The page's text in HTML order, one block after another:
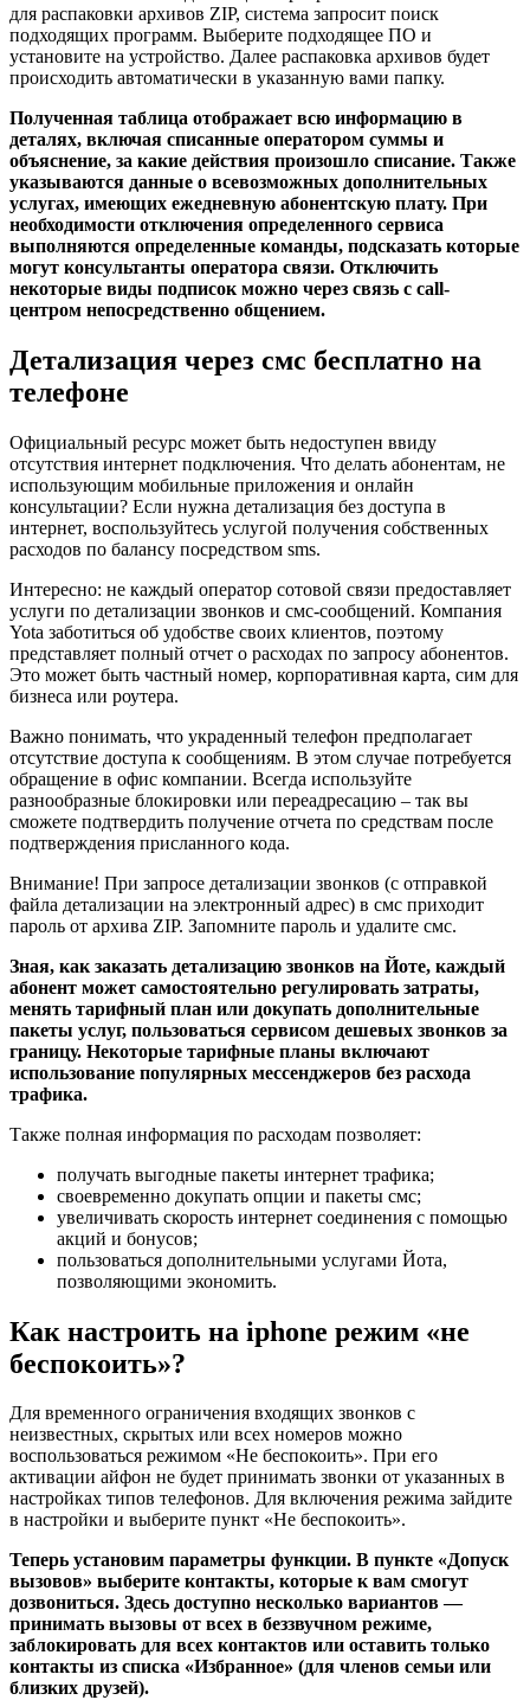
для распаковки архивов ZIP, система запросит поиск
подходящих программ. Выберите подходящее ПО и
установите на устройство. Далее распаковка архивов будет
происходить автоматически в указанную вами папку.
Полученная таблица отображает всю информацию в
деталях, включая списанные оператором суммы и
объяснение, за какие действия произошло списание. Также
указываются данные о всевозможных дополнительных
услугах, имеющих ежедневную абонентскую плату. При
необходимости отключения определенного сервиса
выполняются определенные команды, подсказать которые
могут консультанты оператора связи. Отключить
некоторые виды подписок можно через связь с call-
центром непосредственно общением.
Детализация через смс бесплатно на
телефоне
Официальный ресурс может быть недоступен ввиду
отсутствия интернет подключения. Что делать абонентам, не
использующим мобильные приложения и онлайн
консультации? Если нужна детализация без доступа в
интернет, воспользуйтесь услугой получения собственных
расходов по балансу посредством sms.
Интересно: не каждый оператор сотовой связи предоставляет
услуги по детализации звонков и смс-сообщений. Компания
Yota заботиться об удобстве своих клиентов, поэтому
представляет полный отчет о расходах по запросу абонентов.
Это может быть частный номер, корпоративная карта, сим для
бизнеса или роутера.
Важно понимать, что украденный телефон предполагает
отсутствие доступа к сообщениям. В этом случае потребуется
обращение в офис компании. Всегда используйте
разнообразные блокировки или переадресацию – так вы
сможете подтвердить получение отчета по средствам после
подтверждения присланного кода.
Внимание! При запросе детализации звонков (с отправкой
файла детализации на электронный адрес) в смс приходит
пароль от архива ZIP. Запомните пароль и удалите смс.
Зная, как заказать детализацию звонков на Йоте, каждый
абонент может самостоятельно регулировать затраты,
менять тарифный план или докупать дополнительные
пакеты услуг, пользоваться сервисом дешевых звонков за
границу. Некоторые тарифные планы включают
использование популярных мессенджеров без расхода
трафика.
Также полная информация по расходам позволяет:
получать выгодные пакеты интернет трафика;
своевременно докупать опции и пакеты смс;
увеличивать скорость интернет соединения с помощью
акций и бонусов;
пользоваться дополнительными услугами Йота,
позволяющими экономить.
Как настроить на iphone режим «не
беспокоить»?
Для временного ограничения входящих звонков с
неизвестных, скрытых или всех номеров можно
воспользоваться режимом «Не беспокоить». При его
активации айфон не будет принимать звонки от указанных в
настройках типов телефонов. Для включения режима зайдите
в настройки и выберите пункт «Не беспокоить».
Теперь установим параметры функции. В пункте «Допуск
вызовов» выберите контакты, которые к вам смогут
дозвониться. Здесь доступно несколько вариантов —
принимать вызовы от всех в беззвучном режиме,
заблокировать для всех контактов или оставить только
контакты из списка «Избранное» (для членов семьи или
близких друзей).